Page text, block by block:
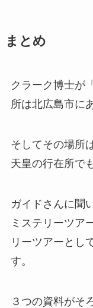
まとめ
クラーク博士が
所は北広島市に
そしてその場所
天皇の行在所で
ガイドさんに聞
ミステリーツア
リーツアーとし
す。
３つの資料がそ